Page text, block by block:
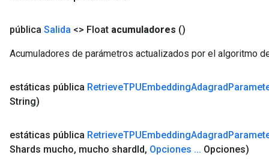
pública Salida <> Float acumuladores ()
Acumuladores de parámetros actualizados por el algoritmo
estáticas pública RetrieveTPUEmbeddingAdagrad
String)
estáticas pública RetrieveTPUEmbeddingAdagrad
Shards mucho, mucho shardId, Opciones ... Opciones)